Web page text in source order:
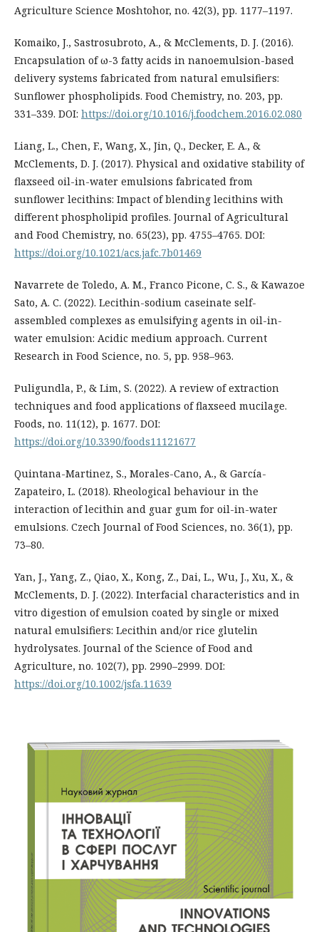
Agriculture Science Moshtohor, no. 42(3), pp. 1177–1197.
Komaiko, J., Sastrosubroto, A., & McClements, D. J. (2016).
Encapsulation of ω-3 fatty acids in nanoemulsion-based
delivery systems fabricated from natural emulsifiers:
Sunflower phospholipids. Food Chemistry, no. 203, pp.
331–339. DOI: https://doi.org/10.1016/j.foodchem.2016.02.080
Liang, L., Chen, F., Wang, X., Jin, Q., Decker, E. A., &
McClements, D. J. (2017). Physical and oxidative stability of
flaxseed oil-in-water emulsions fabricated from
sunflower lecithins: Impact of blending lecithins with
different phospholipid profiles. Journal of Agricultural
and Food Chemistry, no. 65(23), pp. 4755–4765. DOI:
https://doi.org/10.1021/acs.jafc.7b01469
Navarrete de Toledo, A. M., Franco Picone, C. S., & Kawazoe
Sato, A. C. (2022). Lecithin-sodium caseinate self-
assembled complexes as emulsifying agents in oil-in-
water emulsion: Acidic medium approach. Current
Research in Food Science, no. 5, pp. 958–963.
Puligundla, P., & Lim, S. (2022). A review of extraction
techniques and food applications of flaxseed mucilage.
Foods, no. 11(12), p. 1677. DOI:
https://doi.org/10.3390/foods11121677
Quintana-Martinez, S., Morales-Cano, A., & García-
Zapateiro, L. (2018). Rheological behaviour in the
interaction of lecithin and guar gum for oil-in-water
emulsions. Czech Journal of Food Sciences, no. 36(1), pp.
73–80.
Yan, J., Yang, Z., Qiao, X., Kong, Z., Dai, L., Wu, J., Xu, X., &
McClements, D. J. (2022). Interfacial characteristics and in
vitro digestion of emulsion coated by single or mixed
natural emulsifiers: Lecithin and/or rice glutelin
hydrolysates. Journal of the Science of Food and
Agriculture, no. 102(7), pp. 2990–2999. DOI:
https://doi.org/10.1002/jsfa.11639